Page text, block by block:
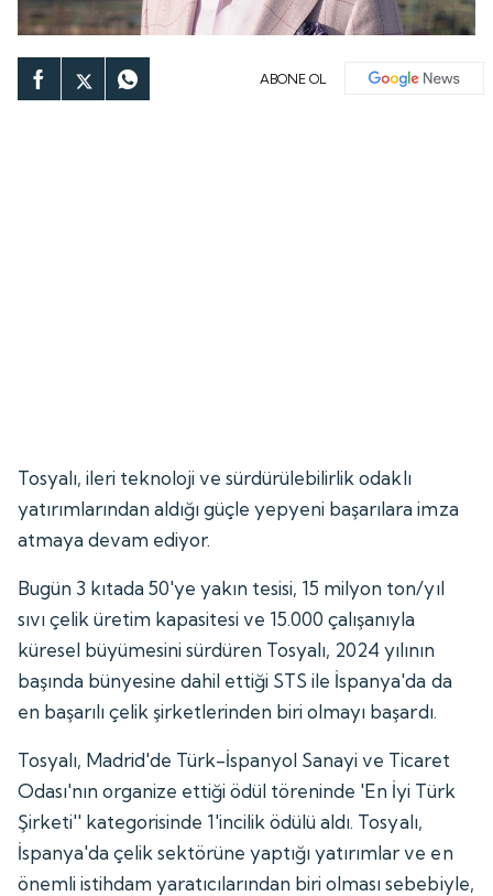
ABONE OL
Tosyalı, ileri teknoloji ve sürdürülebilirlik odaklı
yatırımlarından aldığı güçle yepyeni başarılara imza
atmaya devam ediyor.
Bugün 3 kıtada 50'ye yakın tesisi, 15 milyon ton/yıl
sıvı çelik üretim kapasitesi ve 15.000 çalışanıyla
küresel büyümesini sürdüren Tosyalı, 2024 yılının
başında bünyesine dahil ettiği STS ile İspanya'da da
en başarılı çelik şirketlerinden biri olmayı başardı.
Tosyalı, Madrid'de Türk-İspanyol Sanayi ve Ticaret
Odası'nın organize ettiği ödül töreninde 'En İyi Türk
Şirketi'' kategorisinde 1'incilik ödülü aldı. Tosyalı,
İspanya'da çelik sektörüne yaptığı yatırımlar ve en
önemli istihdam yaratıcılarından biri olması sebebiyle,